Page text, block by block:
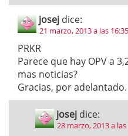
josej dice:
21 marzo, 2013 a las 16:35
PRKR
Parece que hay OPV a
mas noticias?
Gracias, por adelantado.
josej dice:
28 marzo, 2013 a las